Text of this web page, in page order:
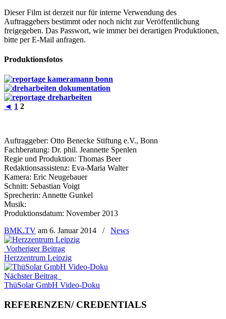
Dieser Film ist derzeit nur für interne Verwendung des
Auftraggebers bestimmt oder noch nicht zur Veröffentlichung
freigegeben. Das Passwort, wie immer bei derartigen Produktionen,
bitte per E-Mail anfragen.
Produktionsfotos
◄ 1 2
Auftraggeber: Otto Benecke Stiftung e.V., Bonn
Fachberatung: Dr. phil. Jeannette Spenlen
Regie und Produktion: Thomas Beer
Redaktionsassistenz: Eva-Maria Walter
Kamera: Eric Neugebauer
Schnitt: Sebastian Voigt
Sprecherin: Annette Gunkel
Musik:
Produktionsdatum: November 2013
BMK.TV am 6. Januar 2014 / News
Vorheriger Beitrag
Herzzentrum Leipzig
Nächster Beitrag
ThüSolar GmbH Video-Doku
REFERENZEN/ CREDENTIALS